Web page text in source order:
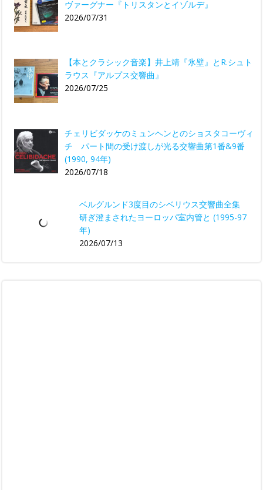
ヴァーグナー『トリスタンとイゾルデ』
2026/07/31
【本とクラシック音楽】井上靖『氷壁』とR.シュト
ラウス『アルプス交響曲』
2026/07/25
チェリビダッケのミュンヘンとのショスタコーヴィ
チ パート間の受け渡しが光る交響曲第1番&9番
(1990, 94年)
2026/07/18
ベルグルンド3度目のシベリウス交響曲全集
研ぎ澄まされたヨーロッパ室内管と (1995-97
年)
2026/07/13